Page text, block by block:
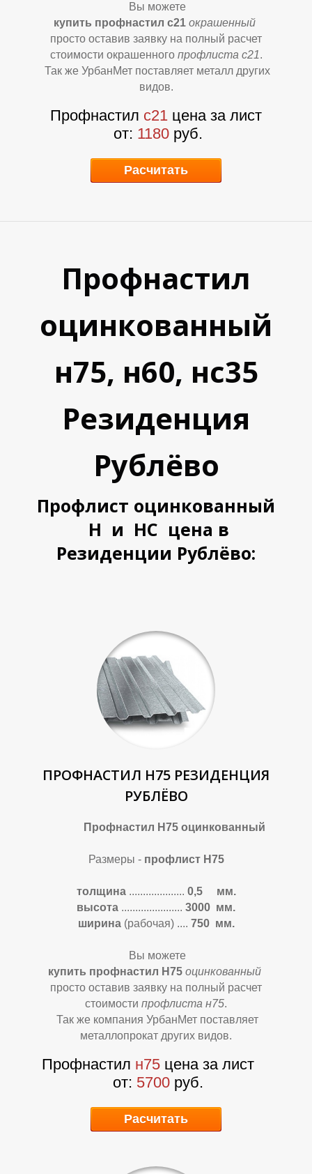
Р
У
Б
Вы можете
купить профнастил с21 окрашенный
просто оставив заявку на полный расчет
стоимости окрашенногопрофлиста с21.
Так же УрбанМет поставляет металл других
видов.
Профнастил с21 цена за лист
от: 1180 руб.
Расчитать
Профнастил
оцинкованный
н75, н60, нс35
Резиденция
Рублёво
Профлист оцинкованный
Н и НС цена в
Резиденции Рублёво:
ПРОФНАСТИЛ Н75 РЕЗИДЕНЦИЯ
РУБЛЁВО
Профнастил Н75 оцинкованный
Размеры - профлист Н75
толщина .................... 0,5 мм.
высота ...................... 3000 мм.
ширина (рабочая) .... 750 мм.
Вы можете
купить профнастил Н75 оцинкованный
просто оставив заявку на полный расчет
стоимости профлиста н75.
Так же компания УрбанМет поставляет
металлопрокат других видов.
Профнастил н75 цена за лист
от: 5700 руб.
Расчитать
Р
У
Б